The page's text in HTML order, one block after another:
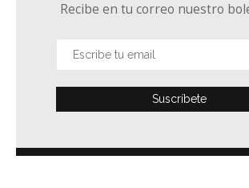
Recibe en tu correo nuestro